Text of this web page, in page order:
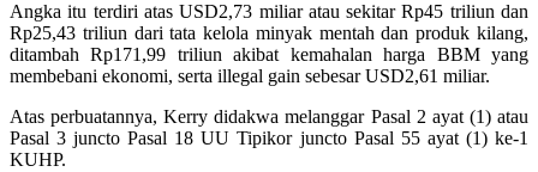
Angka itu terdiri atas USD2,73 miliar atau sekitar Rp45 triliun dan
Rp25,43 triliun dari tata kelola minyak mentah dan produk kilang,
ditambah Rp171,99 triliun akibat kemahalan harga BBM yang
membebani ekonomi, serta illegal gain sebesar USD2,61 miliar.
Atas perbuatannya, Kerry didakwa melanggar Pasal 2 ayat (1) atau
Pasal 3 juncto Pasal 18 UU Tipikor juncto Pasal 55 ayat (1) ke-1
KUHP.